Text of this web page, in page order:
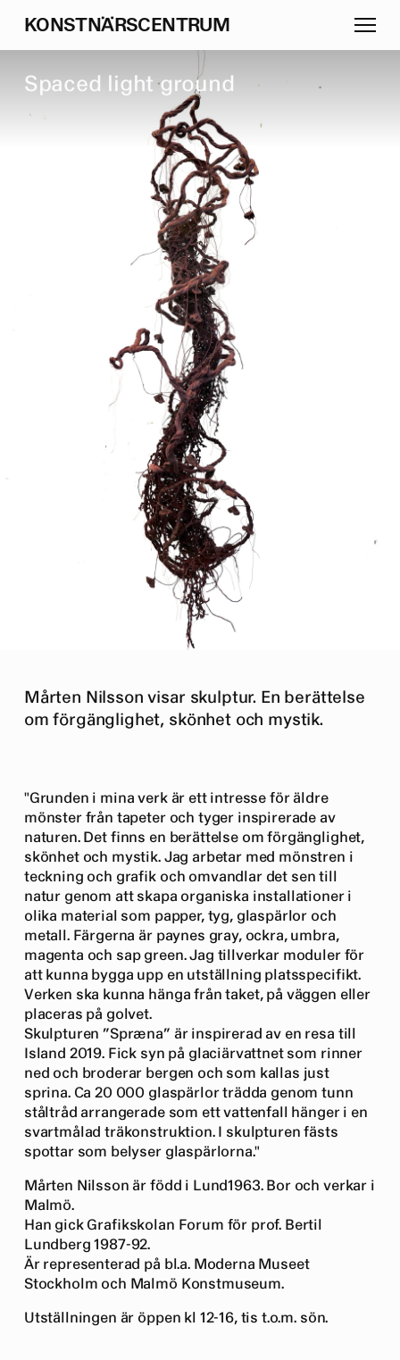
KONSTNÄRSCENTRUM
Spaced light ground
Mårten Nilsson visar skulptur. En berättelse
om förgänglighet, skönhet och mystik.
"Grunden i mina verk är ett intresse för äldre
mönster från tapeter och tyger inspirerade av
naturen. Det finns en berättelse om förgänglighet,
skönhet och mystik. Jag arbetar med mönstren i
teckning och grafik och omvandlar det sen till
natur genom att skapa organiska installationer i
olika material som papper, tyg, glaspärlor och
metall. Färgerna är paynes gray, ockra, umbra,
magenta och sap green. Jag tillverkar moduler för
att kunna bygga upp en utställning platsspecifikt.
Verken ska kunna hänga från taket, på väggen eller
placeras på golvet.
Skulpturen ”Spræna” är inspirerad av en resa till
Island 2019. Fick syn på glaciärvattnet som rinner
ned och broderar bergen och som kallas just
sprina. Ca 20 000 glaspärlor trädda genom tunn
ståltråd arrangerade som ett vattenfall hänger i en
svartmålad träkonstruktion. I skulpturen fästs
spottar som belyser glaspärlorna."
Mårten Nilsson är född i Lund1963. Bor och verkar i
Malmö.
Han gick Grafikskolan Forum för prof. Bertil
Lundberg 1987-92.
Är representerad på bl.a. Moderna Museet
Stockholm och Malmö Konstmuseum.
Utställningen är öppen kl 12-16, tis t.o.m. sön.